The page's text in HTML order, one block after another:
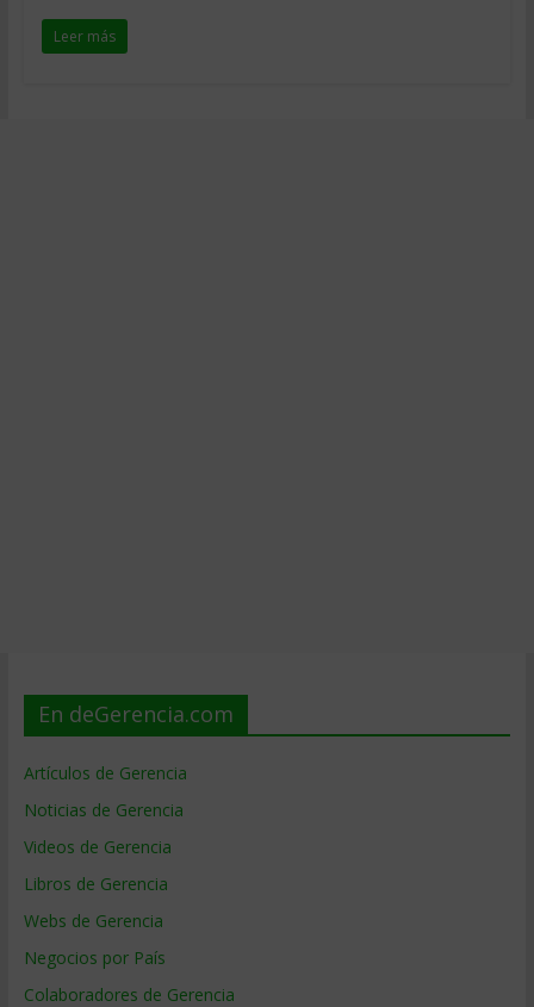
Leer más
En deGerencia.com
Artículos de Gerencia
Noticias de Gerencia
Videos de Gerencia
Libros de Gerencia
Webs de Gerencia
Negocios por País
Colaboradores de Gerencia